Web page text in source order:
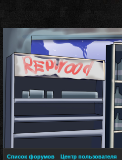
Список форумов Центр пользователя